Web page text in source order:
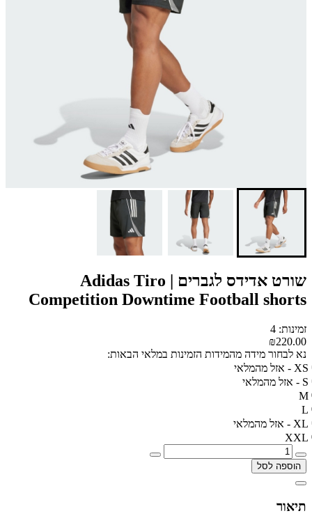
שורט אדידס לגברים | Adidas Tiro
Competition Downtime Football shorts
זמינות: 4
₪220.00
נא לבחור מידה מהמידות הזמינות במלאי הבאות:
XS - אזל מהמלאי
S - אזל מהמלאי
M
L
XL - אזל מהמלאי
XXL
הוספה לסל
תיאור